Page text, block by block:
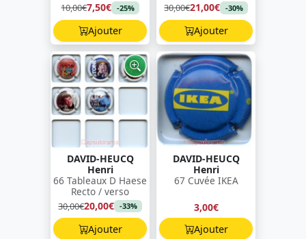
10,00€7,50€ -25%
Ajouter
30,00€21,00€ -30%
Ajouter
DAVID-HEUCQ
Henri
66 Tableaux D Haese
Recto / verso
30,00€20,00€ -33%
Ajouter
DAVID-HEUCQ
Henri
67 Cuvée IKEA
3,00€
Ajouter